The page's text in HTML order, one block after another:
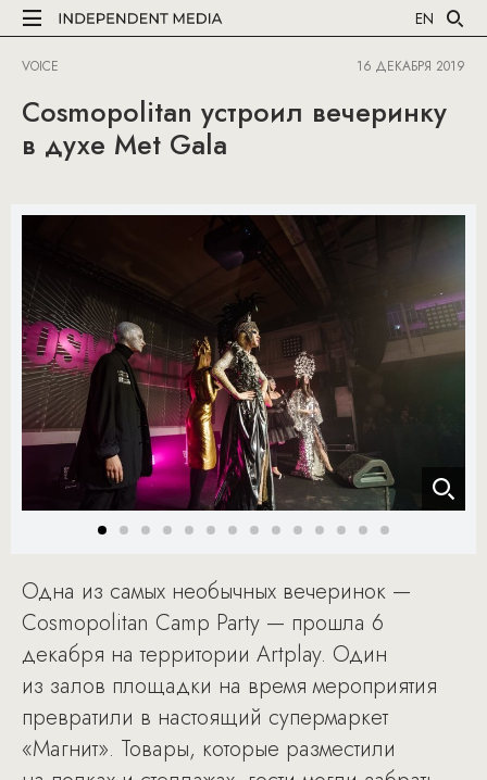
EN
VOICE 16 ДЕКАБРЯ 2019
Cosmopolitan устроил вечеринку
в духе Met Gala
Одна из самых необычных вечеринок —
Cosmopolitan Camp Party — прошла 6
декабря на территории Artplay. Один
из залов площадки на время мероприятия
превратили в настоящий супермаркет
«Магнит». Товары, которые разместили